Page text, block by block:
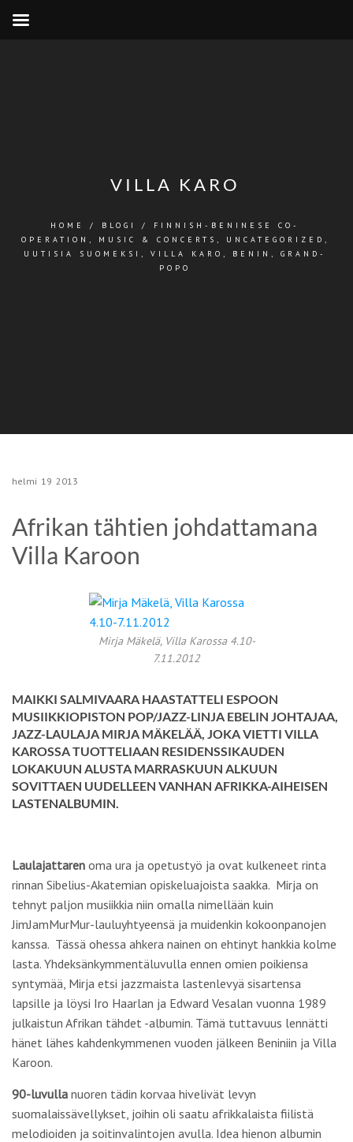
VILLA KARO
HOME / BLOGI / FINNISH-BENINESE CO-
OPERATION
MUSIC & CONCERTS UNCATEGORIZED
UUTISIA SUOMEKSI
VILLA KARO, BENIN, GRAND-
POPO
helmi 19 2013
Afrikan tähtien johdattamana
Villa Karoon
­Mirja Mäkelä, Villa Karossa 4.10-
7.11.2012
MAIKKI SALMIVAARA HAASTATTELI ESPOON
MUSIIKKIOPISTON POP/JAZZ-LINJA EBELIN JOHTAJAA,
JAZZ-LAULAJA MIRJA MÄKELÄÄ, JOKA VIETTI VILLA
KAROSSA TUOTTELIAAN RESIDENSSIKAUDEN
LOKAKUUN ALUSTA MARRASKUUN ALKUUN
SOVITTAEN UUDELLEEN VANHAN AFRIKKA-AIHEISEN
LASTENALBUMIN.
Laulajattaren oma ura ja opetustyö ja ovat kulkeneet rinta
rinnan Sibelius-Akatemian opiskeluajoista saakka. Mirja on
tehnyt paljon musiikkia niin omalla nimellään kuin
JimJamMurMur-lauluyhtyeensä ja muidenkin kokoonpanojen
kanssa. Tässä ohessa ahkera nainen on ehtinyt hankkia kolme
lasta. Yhdeksänkymmentäluvulla ennen omien poikiensa
syntymää, Mirja etsi jazzmaista lastenlevyä sisartensa
lapsille ja löysi Iro Haarlan ja Edward Vesalan vuonna 1989
julkaistun Afrikan tähdet -albumin. Tämä tuttavuus lennätti
hänet lähes kahdenkymmenen vuoden jälkeen Beniniin ja Villa
Karoon.
90-luvulla nuoren tädin korvaa hivelivät levyn
suomalaissävellykset, joihin oli saatu afrikkalaista fiilistä
melodioiden ja soitinvalintojen avulla. Idea hienon albumin